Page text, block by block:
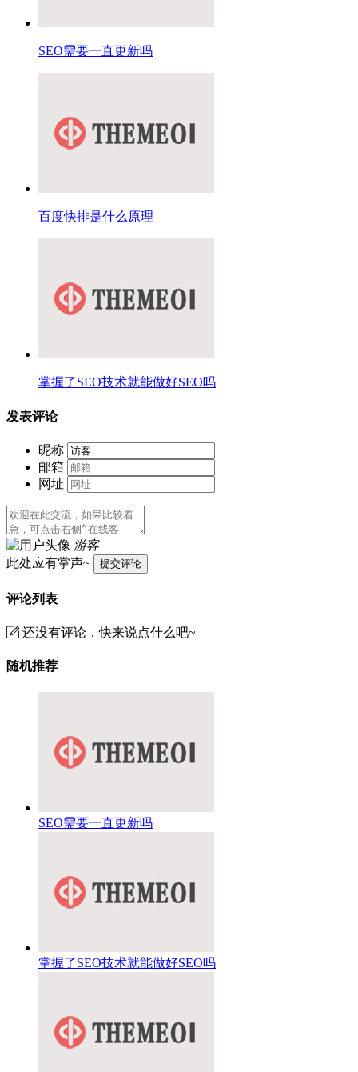
SEO需要一直更新吗
百度快排是什么原理
掌握了SEO技术就能做好SEO吗
发表评论
昵称
邮箱
网址
游客
此处应有掌声~
提交评论
评论列表
还没有评论，快来说点什么吧~
随机推荐
SEO需要一直更新吗
掌握了SEO技术就能做好SEO吗